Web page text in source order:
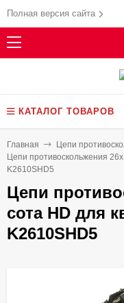
Полная версия сайта
КАТАЛОГ ТОВАРОВ
Главная Цепи
Цепи противоскольжения
K2610SHD5
Цепи
сота HD для
K2610SHD5